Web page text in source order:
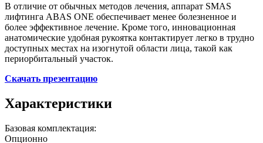
В отличие от обычных методов лечения, аппарат SMAS
лифтинга ABAS ONE обеспечивает менее болезненное и
более эффективное лечение. Кроме того, инновационная
анатомические удобная рукоятка контактирует легко в трудно
доступных местах на изогнутой области лица, такой как
периорбитальный участок.
Скачать презентацию
Характеристики
Базовая комплектация:
Опционно